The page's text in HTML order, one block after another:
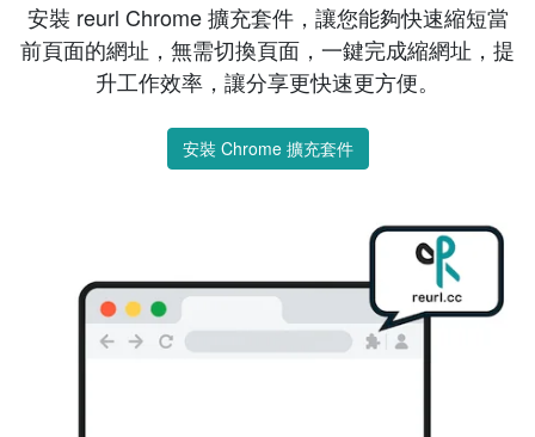
安裝 reurl Chrome 擴充套件，讓您能夠快速縮短當
前頁面的網址，無需切換頁面，一鍵完成縮網址，提
升工作效率，讓分享更快速更方便。
安裝 Chrome 擴充套件